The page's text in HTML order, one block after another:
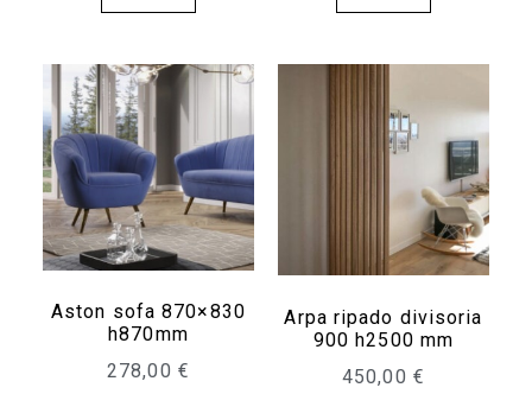
Aston sofa 870×830
h870mm
278,00 €
Arpa ripado divisoria
900 h2500 mm
450,00 €